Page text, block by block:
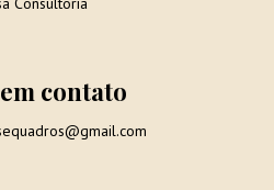
contato